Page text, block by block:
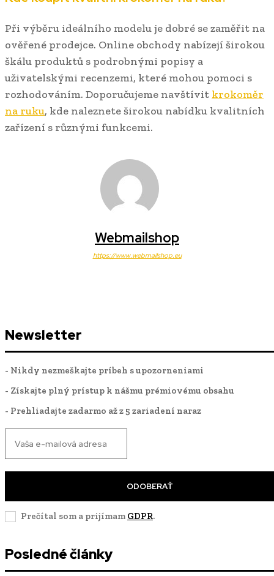
Při výběru ideálního modelu je dobré se zaměřit na
ověřené prodejce. Online obchody nabízejí širokou
škálu produktů s podrobnými popisy a
uživatelskými recenzemi, které mohou pomoci s
rozhodováním. Doporučujeme navštívit krokoměr
na ruku, kde naleznete širokou nabídku kvalitních
zařízení s různými funkcemi.
Webmailshop
https://www.webmailshop.eu
Newsletter
- Nikdy nezmeškajte príbeh s upozorneniami
- Získajte plný prístup k nášmu prémiovému obsahu
- Prehliadajte zadarmo až z 5 zariadení naraz
ODOBERAŤ
Prečítal som a prijímam GDPR.
Posledné články